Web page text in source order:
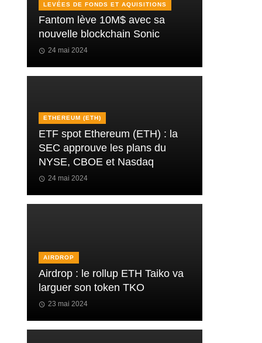
LEVÉES DE FONDS ET AQUISITIONS
Fantom lève 10M$ avec sa
nouvelle blockchain Sonic
24 mai 2024
ETHEREUM (ETH)
ETF spot Ethereum (ETH) : la
SEC approuve les plans du
NYSE, CBOE et Nasdaq
24 mai 2024
AIRDROP
Airdrop : le rollup ETH Taiko va
larguer son token TKO
23 mai 2024